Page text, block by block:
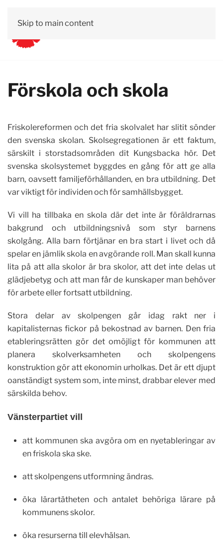
Skip to main content
Vår lokala politik
Förskola och skola
Friskolereformen och det fria skolvalet har slitit sönder
den svenska skolan. Skolsegregationen är ett faktum,
särskilt i storstadsområden dit Kungsbacka hör. Det
svenska skolsystemet byggdes en gång för att ge alla
barn, oavsett familjeförhållanden, en bra utbildning. Det
var viktigt för individen och för samhällsbygget.
Vi vill ha tillbaka en skola där det inte är föräldrarnas
bakgrund och utbildningsnivå som styr barnens
skolgång. Alla barn förtjänar en bra start i livet och då
spelar en jämlik skola en avgörande roll. Man skall kunna
lita på att alla skolor är bra skolor, att det inte delas ut
glädjebetyg och att man får de kunskaper man behöver
för arbete eller fortsatt utbildning.
Stora delar av skolpengen går idag rakt ner i
kapitalisternas fickor på bekostnad av barnen. Den fria
etableringsrätten gör det omöjligt för kommunen att
planera skolverksamheten och skolpengens
konstruktion gör att ekonomin urholkas. Det är ett djupt
oanständigt system som, inte minst, drabbar elever med
särskilda behov.
Vänsterpartiet vill
att kommunen ska avgöra om en nyetableringar av
en friskola ska ske.
att skolpengens utformning ändras.
öka lärartätheten och antalet behöriga lärare på
kommunens skolor.
öka resurserna till elevhälsan.